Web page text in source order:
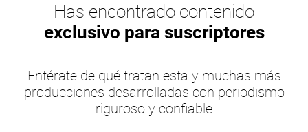
Has encontrado contenido
exclusivo para suscriptores
Entérate de qué tratan esta y muchas más
producciones desarrolladas con periodismo
riguroso y confiable